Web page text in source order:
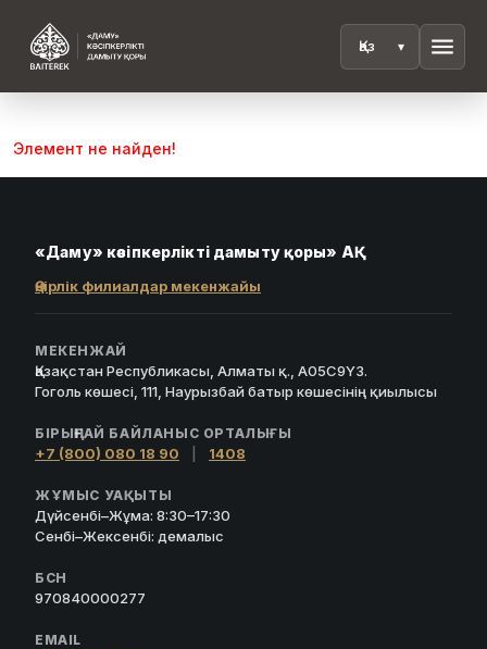
menu
Элемент не найден!
«Даму» кәсіпкерлікті дамыту қоры» АҚ
Өңірлік филиалдар мекенжайы
МЕКЕНЖАЙ
Қазақстан Республикасы, Алматы қ., A05C9Y3.
Гоголь көшесі, 111, Наурызбай батыр көшесінің қиылысы
БІРЫҢҒАЙ БАЙЛАНЫС ОРТАЛЫҒЫ
+7 (800) 080 18 90 1408
ЖҰМЫС УАҚЫТЫ
Дүйсенбі–Жұма: 8:30–17:30
Сенбі–Жексенбі: демалыс
БСН
970840000277
EMAIL